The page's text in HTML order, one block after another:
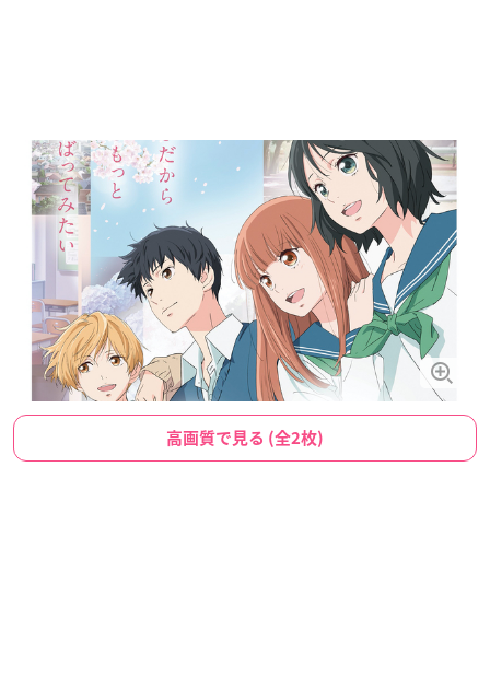
高画質で見る (全2枚)